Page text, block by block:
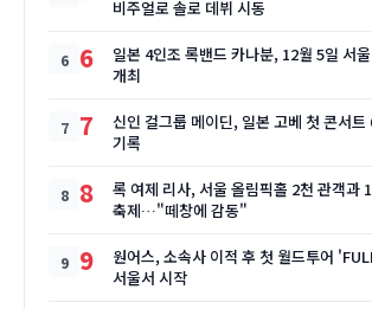
비주얼로 솔로 데뷔 시동
6
일본 4인조 록밴드 카나분, 12월 5일 서
개최
7
신인 걸그룹 메이딘, 일본 고베 첫 콘서
기록
8
록 여제 리사, 서울 올림픽홀 2천 관객과
축제…"떼창에 감동"
9
원어스, 소속사 이적 후 첫 월드투어
서울서 시작